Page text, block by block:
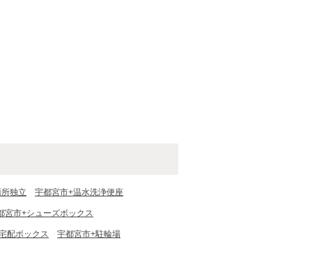
独立 宇都宮市+温水洗浄便座
宮市+シューズボックス
配ボックス 宇都宮市+駐輪場